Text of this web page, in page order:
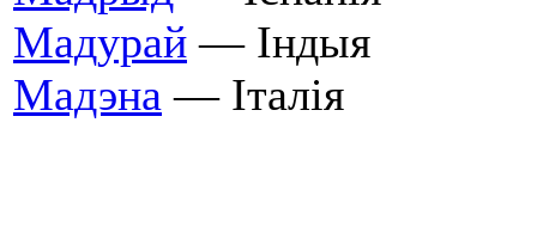
Мадурай — Індыя
Мадэна — Італія